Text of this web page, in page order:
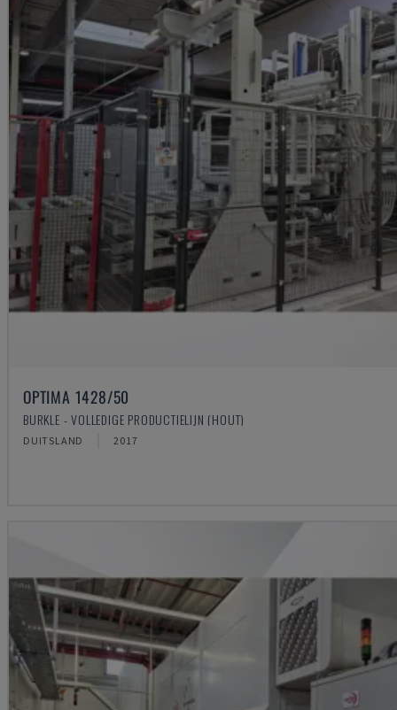
OPTIMA 1428/50
BURKLE - VOLLEDIGE PRODUCTIELIJN (HOUT)
DUITSLAND 2017